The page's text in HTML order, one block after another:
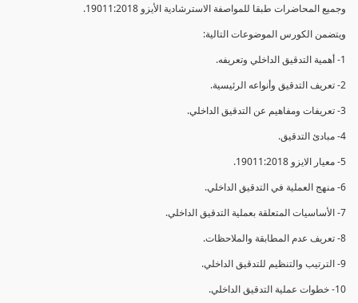
وجميع المحاضرات طبقا للمواصفة الاسترشادية الأيزو 19011:2018.
ويتضمن الكورس الموضوعات التالية:
1- أهمية التدقيق الداخلي وتعريفه.
2- تعريف التدقيق وأنواعه الرئيسية.
3- تعريفات ومفاهيم عن التدقيق الداخلي.
4- مبادئ التدقيق.
5- معيار الايزو 19011:2018.
6- منهج العملية في التدقيق الداخلي.
7- الأساسيات المتعلقة بعملية التدقيق الداخلي.
8- تعريف عدم المطابقة والملاحظات.
9- الترتيب والتنظيم للتدقيق الداخلي.
10- خطوات عملية التدقيق الداخلي.